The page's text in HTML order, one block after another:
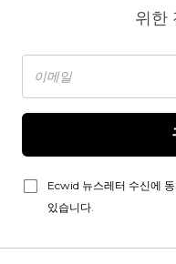
위한
Ecwid 뉴스레터 수신에
있습니다.